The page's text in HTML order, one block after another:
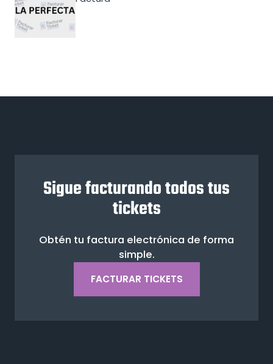
Sigue facturando todos tus
tickets
Obtén tu factura electrónica de forma
simple.
FACTURAR TICKETS